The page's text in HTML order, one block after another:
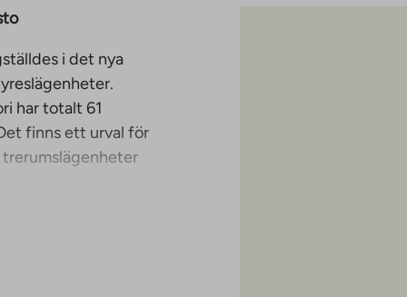
i det nya
har totalt 61
finns ett urval för